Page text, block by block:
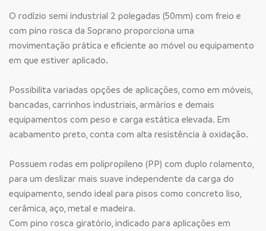
O rodízio semi industrial 2 polegadas (50mm) com freio e
com pino rosca da Soprano proporciona uma
movimentação prática e eficiente ao móvel ou equipamento
em que estiver aplicado.
Possibilita variadas opções de aplicações, como em móveis,
bancadas, carrinhos industriais, armários e demais
equipamentos com peso e carga estática elevada. Em
acabamento preto, conta com alta resistência à oxidação.
Possuem rodas em polipropileno (PP) com duplo rolamento,
para um deslizar mais suave independente da carga do
equipamento, sendo ideal para pisos como concreto liso,
cerâmica, aço, metal e madeira.
Com pino rosca giratório, indicado para aplicações em